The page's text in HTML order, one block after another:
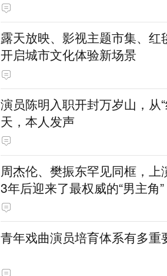
露天放映、影视主题市集、
开启城市文化体验新场景
演员陈明入职开封万岁山，从
天，本人发声
周杰伦、樊振东罕见同框，
3年后迎来了最权威的“男主角”
青年戏曲演员培育体系有多重